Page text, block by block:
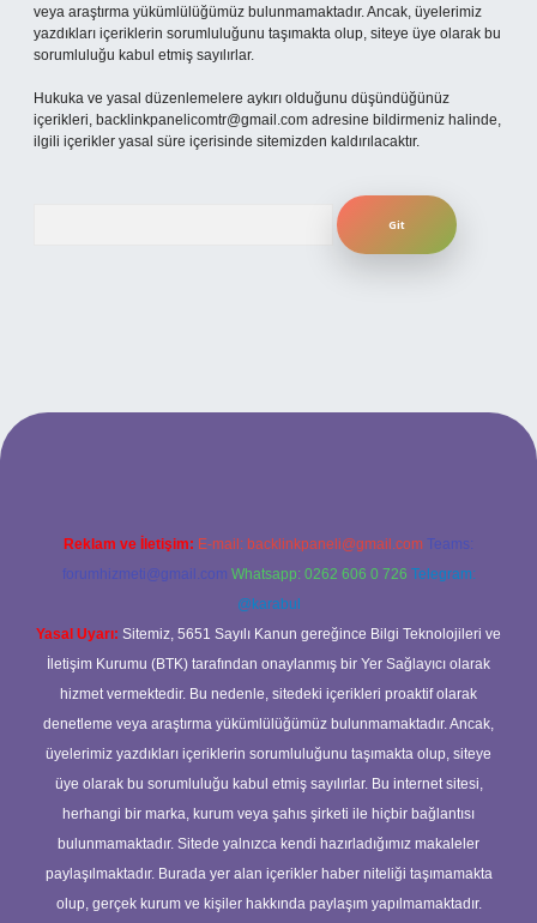
veya araştırma yükümlülüğümüz bulunmamaktadır. Ancak, üyelerimiz
yazdıkları içeriklerin sorumluluğunu taşımakta olup, siteye üye olarak bu
sorumluluğu kabul etmiş sayılırlar.
Hukuka ve yasal düzenlemelere aykırı olduğunu düşündüğünüz
içerikleri, backlinkpanelicomtr@gmail.com adresine bildirmeniz halinde,
ilgili içerikler yasal süre içerisinde sitemizden kaldırılacaktır.
giriş
Reklam ve İletişim: E-mail: backlinkpaneli@gmail.com Teams:
forumhizmeti@gmail.com Whatsapp: 0262 606 0 726 Telegram:
@karabul
Yasal Uyarı: Sitemiz, 5651 Sayılı Kanun gereğince Bilgi Teknolojileri ve
İletişim Kurumu (BTK) tarafından onaylanmış bir Yer Sağlayıcı olarak
hizmet vermektedir. Bu nedenle, sitedeki içerikleri proaktif olarak
denetleme veya araştırma yükümlülüğümüz bulunmamaktadır. Ancak,
üyelerimiz yazdıkları içeriklerin sorumluluğunu taşımakta olup, siteye
üye olarak bu sorumluluğu kabul etmiş sayılırlar. Bu internet sitesi,
herhangi bir marka, kurum veya şahıs şirketi ile hiçbir bağlantısı
bulunmamaktadır. Sitede yalnızca kendi hazırladığımız makaleler
paylaşılmaktadır. Burada yer alan içerikler haber niteliği taşımamakta
olup, gerçek kurum ve kişiler hakkında paylaşım yapılmamaktadır.